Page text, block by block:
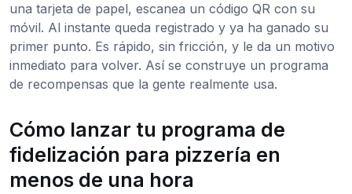
una tarjeta de papel, escanea un código QR con su
móvil. Al instante queda registrado y ya ha ganado su
primer punto. Es rápido, sin fricción, y le da un motivo
inmediato para volver. Así se construye un programa
de recompensas que la gente realmente usa.
Cómo lanzar tu programa de
fidelización para pizzería en
menos de una hora